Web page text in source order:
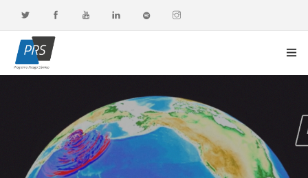
LÍNEAS DE INVESTIGACIÓN
OBSERVATORIO G-DATA